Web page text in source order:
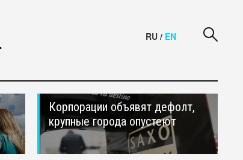
RU / EN
Корпорации объявят дефолт,
крупные города опустеют